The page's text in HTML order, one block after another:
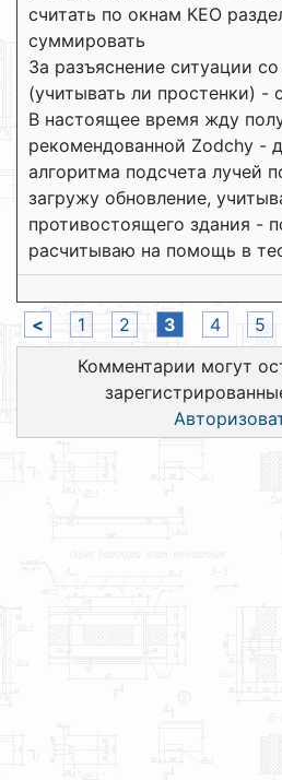
считать по окнам КЕО
суммировать
За разъяснение ситуации
(учитывать ли простенки) -
В настоящее время жду
рекомендованной Zodchy -
алгоритма подсчета лучей
загружу обновление,
противостоящего здания -
расчитываю на помощь в
< 1 2 3 4 5
Комментарии могут